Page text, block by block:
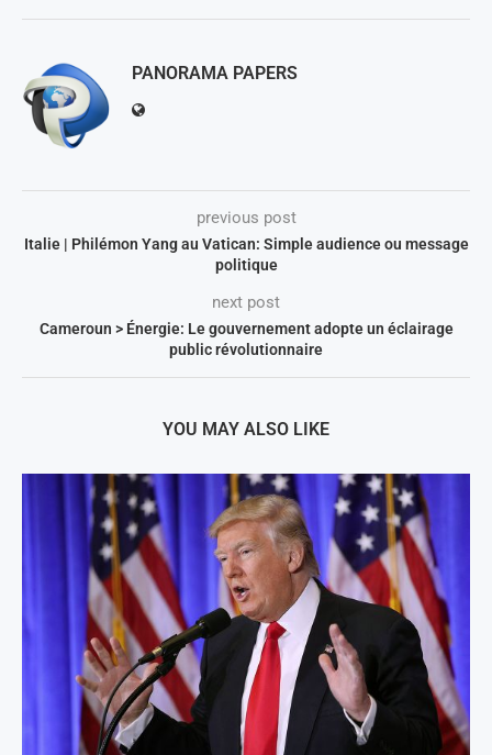
PANORAMA PAPERS
previous post
Italie | Philémon Yang au Vatican: Simple audience ou message
politique
next post
Cameroun > Énergie: Le gouvernement adopte un éclairage
public révolutionnaire
YOU MAY ALSO LIKE